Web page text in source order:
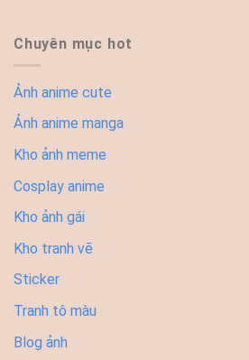
Chuyên mục hot
Ảnh anime cute
Ảnh anime manga
Kho ảnh meme
Cosplay anime
Kho ảnh gái
Kho tranh vẽ
Sticker
Tranh tô màu
Blog ảnh